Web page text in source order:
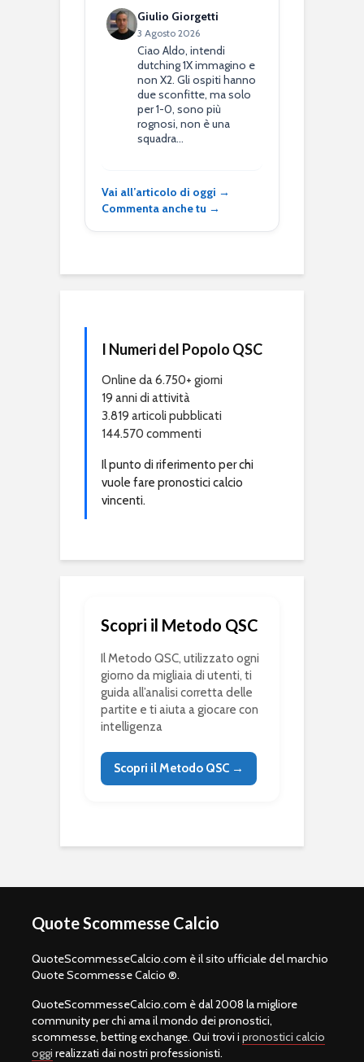
Giulio Giorgetti
3 Agosto 2026
Ciao Aldo, intendi
dutching 1X immagino e
non X2. Gli ospiti hanno
due sconfitte, ma solo
per 1-0, sono più
rognosi, non è una
squadra…
Vai all’articolo di oggi →
Commenta anche tu →
I Numeri del Popolo QSC
Online da 6.750+ giorni
19 anni di attività
3.819 articoli pubblicati
144.570 commenti
Il punto di riferimento per chi
vuole fare pronostici calcio
vincenti.
Scopri il Metodo QSC
Il Metodo QSC, utilizzato ogni
giorno da migliaia di utenti, ti
guida all’analisi corretta delle
partite e ti aiuta a giocare con
intelligenza
Scopri il Metodo QSC →
Quote Scommesse Calcio
QuoteScommesseCalcio.com è il sito ufficiale del marchio
Quote Scommesse Calcio ®.
QuoteScommesseCalcio.com è dal 2008 la migliore
community per chi ama il mondo dei pronostici,
scommesse, betting exchange. Qui trovi i pronostici calcio
oggi realizzati dai nostri professionisti.